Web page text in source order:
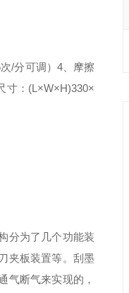
/分可调） 4、摩擦
寸：(L×W×H)330×
分为了几个功能装
夹板装置等。刮墨
气断气来实现的，